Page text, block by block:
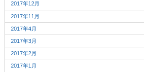
2017年12月
2017年11月
2017年4月
2017年3月
2017年2月
2017年1月